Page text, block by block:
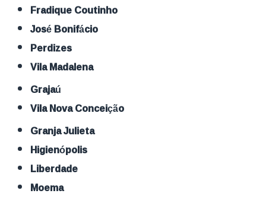
Fradique Coutinho
José Bonifácio
Perdizes
Vila Madalena
Grajaú
Vila Nova Conceição
Granja Julieta
Higienópolis
Liberdade
Moema